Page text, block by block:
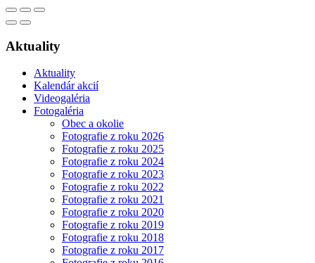
Aktuality
Aktuality
Kalendár akcií
Videogaléria
Fotogaléria
Obec a okolie
Fotografie z roku 2026
Fotografie z roku 2025
Fotografie z roku 2024
Fotografie z roku 2023
Fotografie z roku 2022
Fotografie z roku 2021
Fotografie z roku 2020
Fotografie z roku 2019
Fotografie z roku 2018
Fotografie z roku 2017